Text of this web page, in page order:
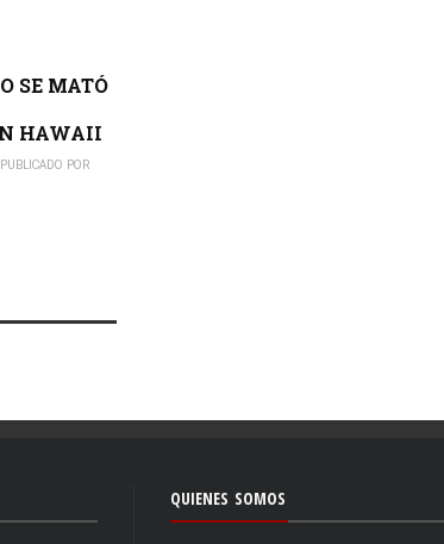
SE MATÓ
HAWAII
PUBLICADO POR
QUIENES SOMOS